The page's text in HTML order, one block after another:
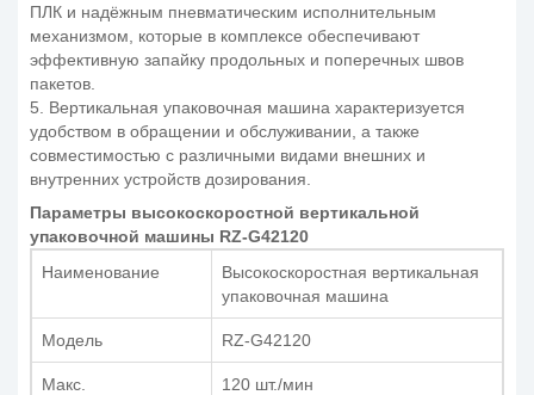
ПЛК и надёжным пневматическим исполнительным
механизмом, которые в комплексе обеспечивают
эффективную запайку продольных и поперечных швов
пакетов.
5. Вертикальная упаковочная машина характеризуется
удобством в обращении и обслуживании, а также
совместимостью с различными видами внешних и
внутренних устройств дозирования.
Параметры высокоскоростной вертикальной
упаковочной машины RZ-G42120
Наименование
Высокоскоростная вертикальная
упаковочная машина
Модель RZ-G42120
Макс.
120 шт./мин